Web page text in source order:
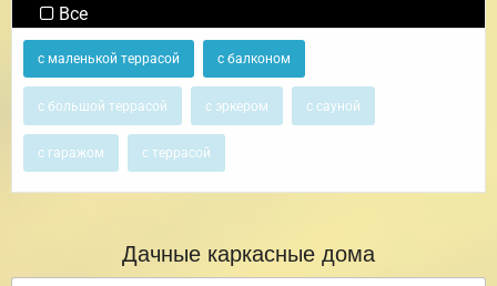
Все
с маленькой террасой с балконом
с большой террасой с эркером с сауной
с гаражом с террасой
Дачные каркасные дома